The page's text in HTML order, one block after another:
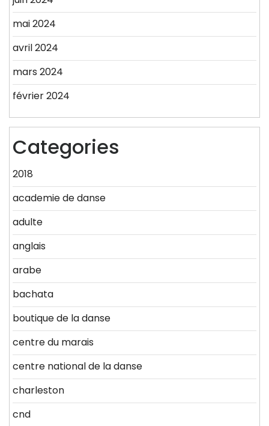
mai 2024
avril 2024
mars 2024
février 2024
Categories
2018
academie de danse
adulte
anglais
arabe
bachata
boutique de la danse
centre du marais
centre national de la danse
charleston
cnd